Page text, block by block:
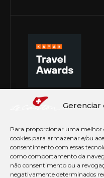
Para proporcionar uma melhor
cookies para armazenar e/ou
consentimento com essas
como comportamento da
não consentimento ou a
negativamente determinados
© Copyright 2026